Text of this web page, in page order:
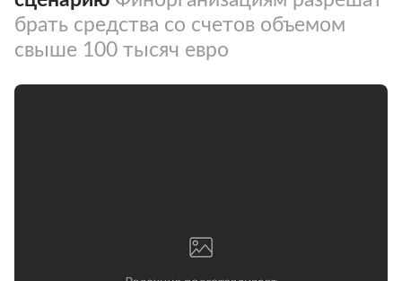
брать средства со счетов объемом
свыше 100 тысяч евро